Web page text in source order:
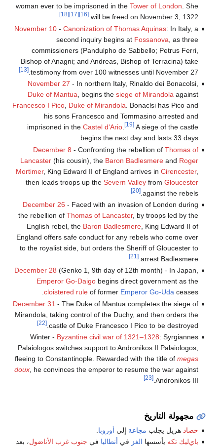
woman ever to be imprisoned in the Tower of London. She
will be freed on November 3, 1322.
[16]
[17]
[18]
November 10- Canonization of Thomas Aquinas: In Italy, a
second inquiry begins at Fossanova , as three
commissioners (Pandulpho de Sabbello; Petrus Ferri,
Bishop of Anagni; and Andreas, Bishop of Terracina) take
testimony from over 100 witnesses until November 27.
[13]
November 27 - In northern Italy, Rinaldo dei Bonacolsi,
Duke of Mantua , begins the siege of Mirandola against
Francesco I Pico, Duke of Mirandola . Bonaclsi has Pico and
his sons Francesco and Tommasino arrested and
imprisoned in the Castel d'Ario. [19]A siege of the castle
begins the next day and lasts 33 days.
December 8 - Confronting the rebellion of Thomas of
Lancaster(his cousin), the Baron Badlesmereand Roger
Mortimer, King Edward II of England arrives in Cirencester,
then leads troops up the Severn Valleyfrom Gloucester
against the rebels.
[20]
December 26 - Faced with an invasion of London during
the rebellion of Thomas of Lancaster, by troops led by the
English rebel, the Baron Badlesmere, King Edward II of
England offers safe conduct for any rebels who come over
to the royalist side, but orders the Sheriff of Gloucester to
arrest Badlesmere.
[21]
December 28 (Genko 1, 9th day of 12th month) - In Japan,
Emperor Go-Daigobegins direct government as the
cloistered ruleof former Emperor Go-Udaceases.
December 31 - The Duke of Mantua completes the siege of
Mirandola, taking control of the Duchy, and then orders the
castle of Duke Francesco I Pico to be destroyed.
[22]
Winter - Byzantine civil war of 1321–1328: Syrgiannes
Palaiologos switches support to Andronikos II Palaiologos,
fleeing to Constantinople. Rewarded with the title of megas
doux, he convinces the emperor to resume the war against
Andronikos III.
[23]
مجهولة التاريخ
حصاد هزيل يجلب مجاعة إلى أوروبا
باي‌ليك تكه يأسسها الغز في أنطاليا في جنوب غرب الأناضول، بعد